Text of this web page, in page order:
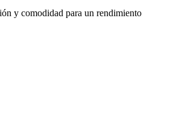
y comodidad para un rendimiento